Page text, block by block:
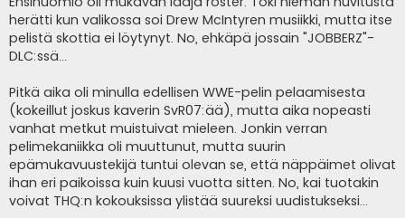
herätti kun valikossa soi Drew McIntyren musiikki, mutta itse
pelistä skottia ei löytynyt. No, ehkäpä jossain "JOBBERZ"-
DLC:ssä...
Pitkä aika oli minulla edellisen WWE-pelin pelaamisesta
(kokeillut joskus kaverin SvR07:ää), mutta aika nopeasti
vanhat metkut muistuivat mieleen. Jonkin verran
pelimekaniikka oli muuttunut, mutta suurin
epämukavuustekijä tuntui olevan se, että näppäimet olivat
ihan eri paikoissa kuin kuusi vuotta sitten. No, kai tuotakin
voivat THQ:n kokouksissa ylistää suureksi uudistukseksi...